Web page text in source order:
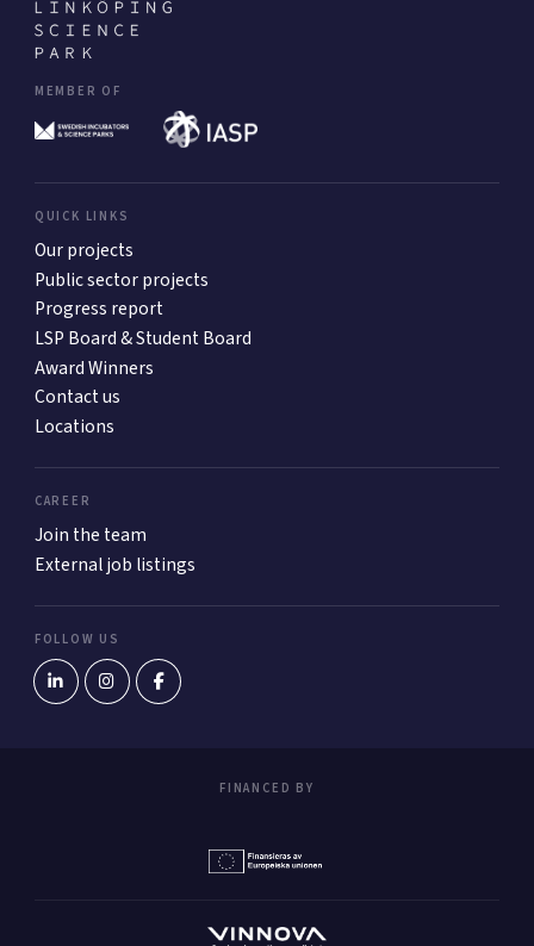
MEMBER OF
QUICK LINKS
Our projects
Public sector projects
Progress report
LSP Board & Student Board
Award Winners
Contact us
Locations
CAREER
Join the team
External job listings
FOLLOW US
FINANCED BY